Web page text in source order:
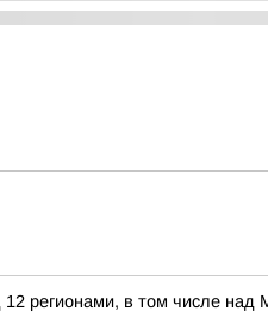
регионами, в том числе над